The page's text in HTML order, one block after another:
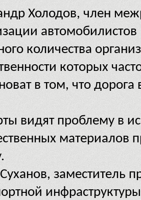
Холодов, член
количества
которых
в том, что
видят проблему в
материалов
заместитель